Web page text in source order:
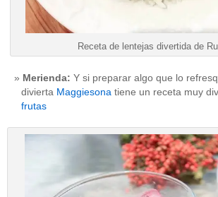
Receta de lentejas divertida de
Merienda: Y si preparar algo que lo
divierta Maggiesona tiene un receta muy
frutas